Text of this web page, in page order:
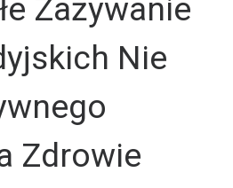
Zażywanie
Nie
Zdrowie